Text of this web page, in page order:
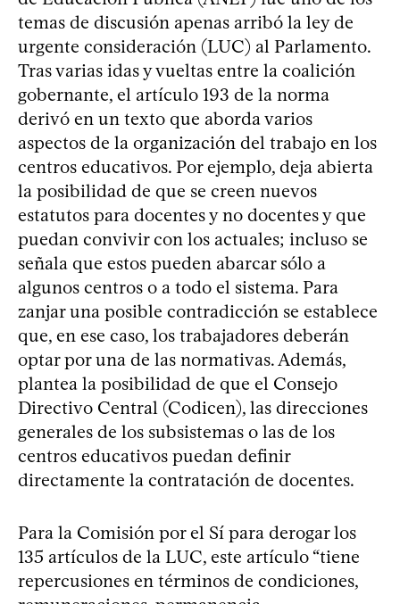
temas de discusión apenas arribó la ley de
urgente consideración (LUC) al Parlamento.
Tras varias idas y vueltas entre la coalición
gobernante, el artículo 193 de la norma
derivó en un texto que aborda varios
aspectos de la organización del trabajo en los
centros educativos. Por ejemplo, deja abierta
la posibilidad de que se creen nuevos
estatutos para docentes y no docentes y que
puedan convivir con los actuales; incluso se
señala que estos pueden abarcar sólo a
algunos centros o a todo el sistema. Para
zanjar una posible contradicción se establece
que, en ese caso, los trabajadores deberán
optar por una de las normativas. Además,
plantea la posibilidad de que el Consejo
Directivo Central (Codicen), las direcciones
generales de los subsistemas o las de los
centros educativos puedan definir
directamente la contratación de docentes.
Para la Comisión por el Sí para derogar los
135 artículos de la LUC, este artículo “tiene
repercusiones en términos de condiciones,